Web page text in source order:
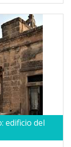
edificio del